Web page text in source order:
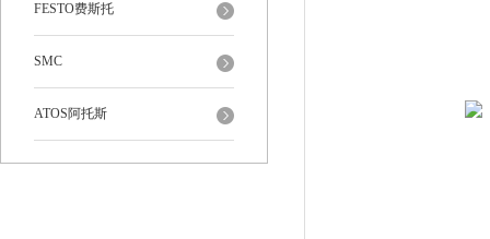
FESTO费斯托
SMC
ATOS阿托斯